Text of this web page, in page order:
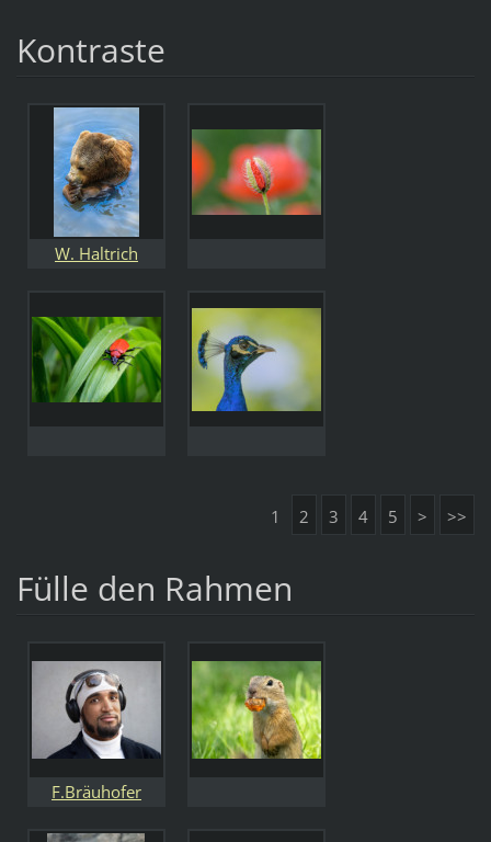
Kontraste
W. Haltrich
1 2 3 4 5 > >>
Fülle den Rahmen
F.Bräuhofer